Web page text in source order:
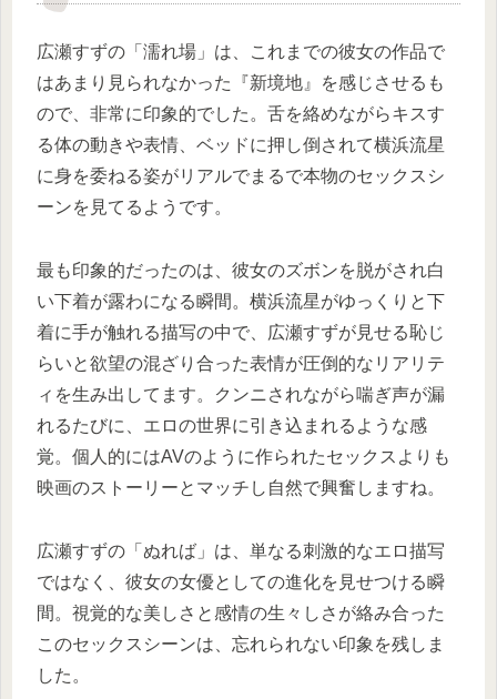
広瀬すずの「濡れ場」は、これまでの彼女の作品で
はあまり見られなかった『新境地』を感じさせるも
ので、非常に印象的でした。舌を絡めながらキスす
る体の動きや表情、ベッドに押し倒されて横浜流星
に身を委ねる姿がリアルでまるで本物のセックスシ
ーンを見てるようです。
最も印象的だったのは、彼女のズボンを脱がされ白
い下着が露わになる瞬間。横浜流星がゆっくりと下
着に手が触れる描写の中で、広瀬すずが見せる恥じ
らいと欲望の混ざり合った表情が圧倒的なリアリテ
ィを生み出してます。クンニされながら喘ぎ声が漏
れるたびに、エロの世界に引き込まれるような感
覚。個人的にはAVのように作られたセックスよりも
映画のストーリーとマッチし自然で興奮しますね。
広瀬すずの「ぬれば」は、単なる刺激的なエロ描写
ではなく、彼女の女優としての進化を見せつける瞬
間。視覚的な美しさと感情の生々しさが絡み合った
このセックスシーンは、忘れられない印象を残しま
した。